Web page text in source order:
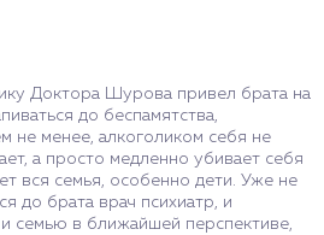
Доктора Шурова привел брата на
до беспамятства,
не менее, алкоголиком себя не
а просто медленно убивает себя
вся семья, особенно дети. Уже не
до брата врач психиатр, и
семью в ближайшей перспективе,